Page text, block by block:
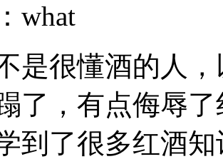
what
是很懂酒的人
了，有点侮辱
到了很多红酒